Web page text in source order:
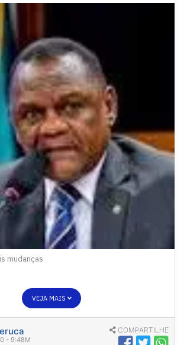
mudanças
VEJA MAIS
- 9:48M
COMPARTILHE